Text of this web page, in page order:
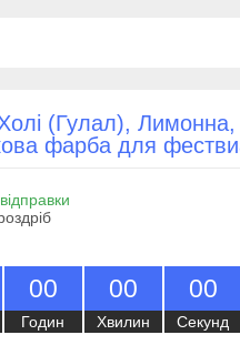
(Гулал),
фарба для
00
Годин
00
Хвилин
00
Секунд